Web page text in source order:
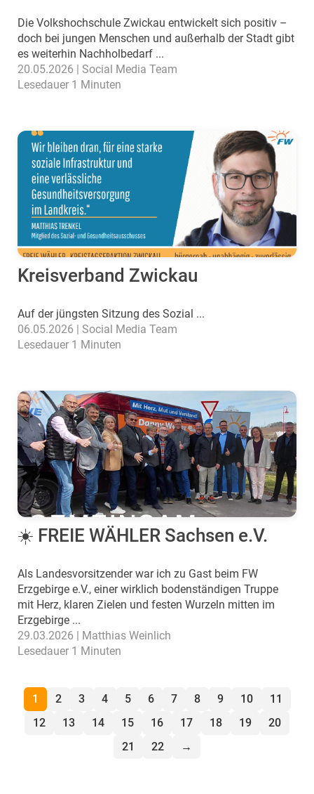
Die Volkshochschule Zwickau entwickelt sich positiv –
doch bei jungen Menschen und außerhalb der Stadt gibt
es weiterhin Nachholbedarf ...
20.05.2026 | Social Media Team
Lesedauer 1 Minuten
Kreisverband Zwickau
Auf der jüngsten Sitzung des Sozial ...
06.05.2026 | Social Media Team
Lesedauer 1 Minuten
☀️ FREIE WÄHLER Sachsen e.V.
Als Landesvorsitzender war ich zu Gast beim FW
Erzgebirge e.V., einer wirklich bodenständigen Truppe
mit Herz, klaren Zielen und festen Wurzeln mitten im
Erzgebirge ...
29.03.2026 | Matthias Weinlich
Lesedauer 1 Minuten
1 2 3 4 5 6 7 8 9 10
11
12
13 14 15 16 17 18 19
20
21
22 →